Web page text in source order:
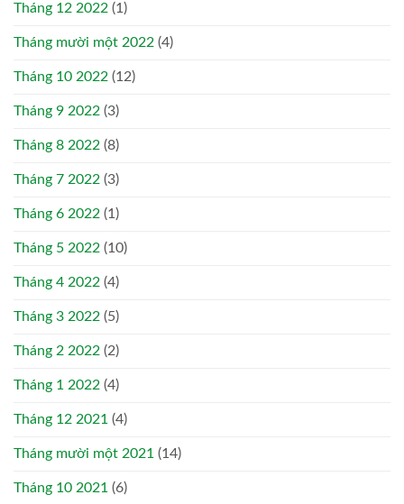
Tháng 12 2022 (1)
Tháng mười một 2022 (4)
Tháng 10 2022 (12)
Tháng 9 2022 (3)
Tháng 8 2022 (8)
Tháng 7 2022 (3)
Tháng 6 2022 (1)
Tháng 5 2022 (10)
Tháng 4 2022 (4)
Tháng 3 2022 (5)
Tháng 2 2022 (2)
Tháng 1 2022 (4)
Tháng 12 2021 (4)
Tháng mười một 2021 (14)
Tháng 10 2021 (6)